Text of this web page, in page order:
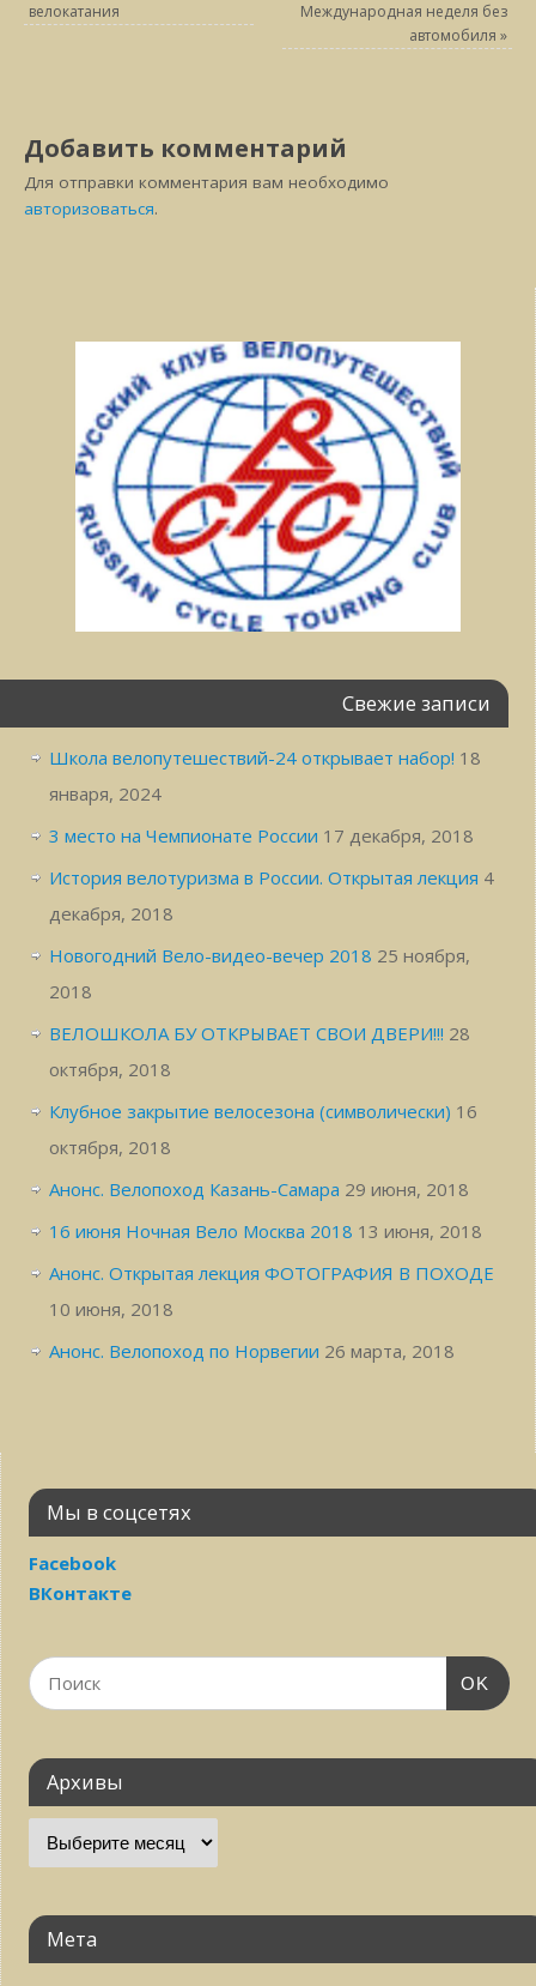
велокатания
Международная неделя без
автомобиля »
Добавить комментарий
Для отправки комментария вам необходимо
авторизоваться.
Свежие записи
Школа велопутешествий-24 открывает набор! 18
января, 2024
3 место на Чемпионате России 17 декабря, 2018
История велотуризма в России. Открытая лекция 4
декабря, 2018
Новогодний Вело-видео-вечер 2018 25 ноября,
2018
ВЕЛОШКОЛА БУ ОТКРЫВАЕТ СВОИ ДВЕРИ!!! 28
октября, 2018
Клубное закрытие велосезона (символически) 16
октября, 2018
Анонс. Велопоход Казань-Самара 29 июня, 2018
16 июня Ночная Вело Москва 2018 13 июня, 2018
Анонс. Открытая лекция ФОТОГРАФИЯ В ПОХОДЕ
10 июня, 2018
Анонс. Велопоход по Норвегии 26 марта, 2018
Мы в соцсетях
Facebook
ВКонтакте
OK
Архивы
Мета